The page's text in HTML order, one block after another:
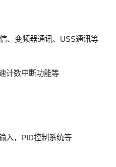
、变频器通讯、USS通讯等
计数中断功能等
入，PID控制系统等